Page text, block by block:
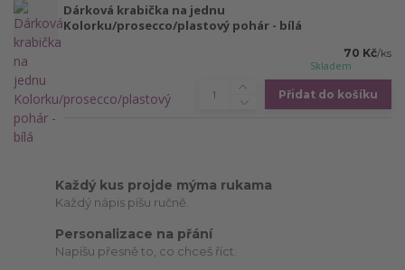
Dárková krabička na jednu
Kolorku/prosecco/plastový pohár - bílá
70 Kč/ks
Skladem
Přidat do košíku
Každý kus projde mýma rukama
Každý nápis píšu ručně.
Personalizace na přání
Napíšu přesně to, co chceš říct.